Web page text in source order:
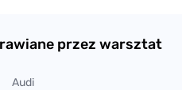
przez warsztat
Audi